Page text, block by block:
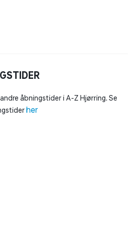
åbningstider i A-Z Hjørring. Se
her